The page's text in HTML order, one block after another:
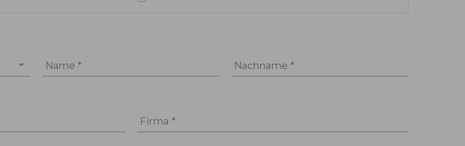
Name * Nachname *
Firma *